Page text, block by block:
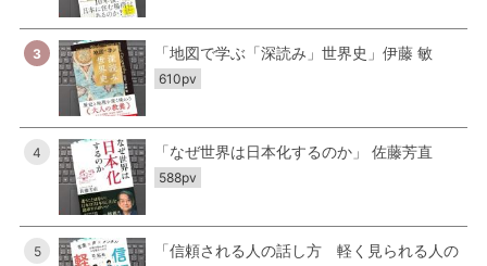
3 「地図で学ぶ「深読み」世界史」伊藤 敏
610pv
4 「なぜ世界は日本化するのか」 佐藤芳直
588pv
5
「信頼される人の話し方 軽く見られる人の